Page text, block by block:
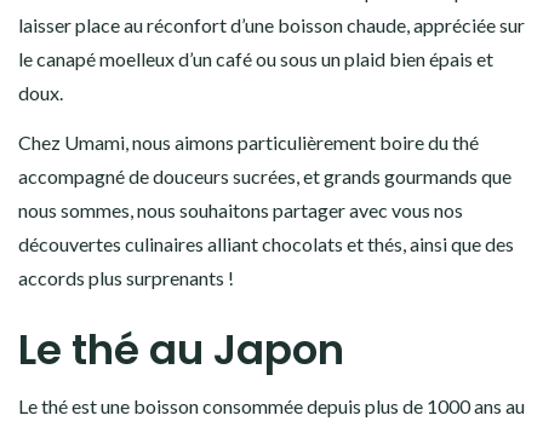
laisser place au réconfort d’une boisson chaude, appréciée sur
le canapé moelleux d’un café ou sous un plaid bien épais et
doux.
Chez Umami, nous aimons particulièrement boire du thé
accompagné de douceurs sucrées, et grands gourmands que
nous sommes, nous souhaitons partager avec vous nos
découvertes culinaires alliantchocolats et thés , ainsi que des
accords plus surprenants !
Le thé au Japon
Le thé est une boisson consommée depuis plus de 1000 ans au